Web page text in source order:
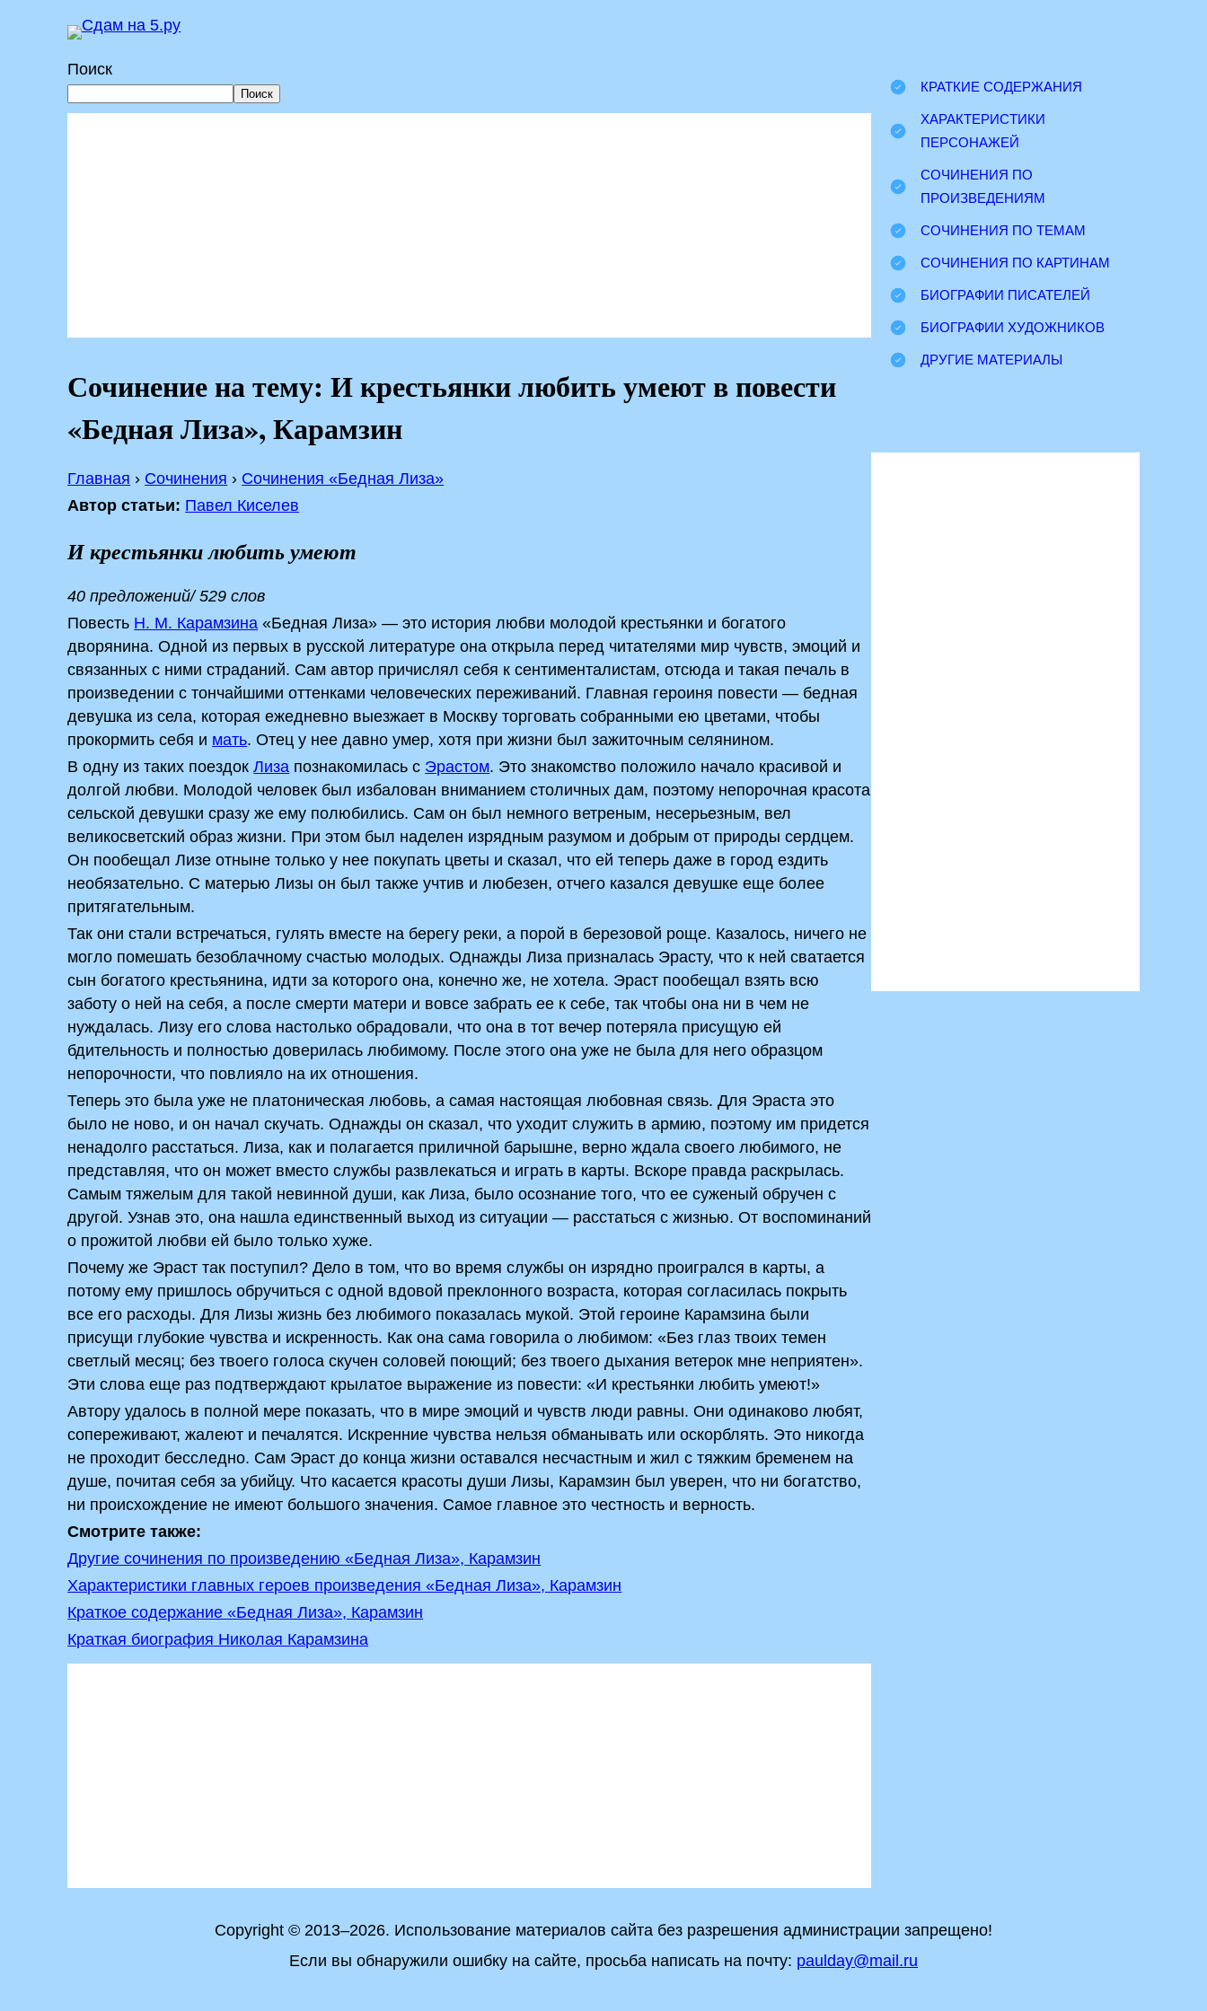
Перейти
к
содержимому
Поиск
Поиск
Сочинение на тему: И крестьянки любить умеют в повести
«Бедная Лиза», Карамзин
Главная › Сочинения › Сочинения «Бедная Лиза»
Автор статьи: Павел Киселев
И крестьянки любить умеют
40 предложений/ 529 слов
Повесть Н. М. Карамзина «Бедная Лиза» — это история любви молодой крестьянки и богатого
дворянина. Одной из первых в русской литературе она открыла перед читателями мир чувств, эмоций и
связанных с ними страданий. Сам автор причислял себя к сентименталистам, отсюда и такая печаль в
произведении с тончайшими оттенками человеческих переживаний. Главная героиня повести — бедная
девушка из села, которая ежедневно выезжает в Москву торговать собранными ею цветами, чтобы
прокормить себя и мать. Отец у нее давно умер, хотя при жизни был зажиточным селянином.
В одну из таких поездокЛиза познакомилась с Эрастом. Это знакомство положило начало красивой и
долгой любви. Молодой человек был избалован вниманием столичных дам, поэтому непорочная красота
сельской девушки сразу же ему полюбились. Сам он был немного ветреным, несерьезным, вел
великосветский образ жизни. При этом был наделен изрядным разумом и добрым от природы сердцем.
Он пообещал Лизе отныне только у нее покупать цветы и сказал, что ей теперь даже в город ездить
необязательно. С матерью Лизы он был также учтив и любезен, отчего казался девушке еще более
притягательным.
Так они стали встречаться, гулять вместе на берегу реки, а порой в березовой роще. Казалось, ничего не
могло помешать безоблачному счастью молодых. Однажды Лиза призналась Эрасту, что к ней сватается
сын богатого крестьянина, идти за которого она, конечно же, не хотела. Эраст пообещал взять всю
заботу о ней на себя, а после смерти матери и вовсе забрать ее к себе, так чтобы она ни в чем не
нуждалась. Лизу его слова настолько обрадовали, что она в тот вечер потеряла присущую ей
бдительность и полностью доверилась любимому. После этого она уже не была для него образцом
непорочности, что повлияло на их отношения.
Теперь это была уже не платоническая любовь, а самая настоящая любовная связь. Для Эраста это
было не ново, и он начал скучать. Однажды он сказал, что уходит служить в армию, поэтому им придется
ненадолго расстаться. Лиза, как и полагается приличной барышне, верно ждала своего любимого, не
представляя, что он может вместо службы развлекаться и играть в карты. Вскоре правда раскрылась.
Самым тяжелым для такой невинной души, как Лиза, было осознание того, что ее суженый обручен с
другой. Узнав это, она нашла единственный выход из ситуации — расстаться с жизнью. От воспоминаний
о прожитой любви ей было только хуже.
Почему же Эраст так поступил? Дело в том, что во время службы он изрядно проигрался в карты, а
потому ему пришлось обручиться с одной вдовой преклонного возраста, которая согласилась покрыть
все его расходы. Для Лизы жизнь без любимого показалась мукой. Этой героине Карамзина были
присущи глубокие чувства и искренность. Как она сама говорила о любимом: «Без глаз твоих темен
светлый месяц; без твоего голоса скучен соловей поющий; без твоего дыхания ветерок мне неприятен».
Эти слова еще раз подтверждают крылатое выражение из повести: «И крестьянки любить умеют!»
Автору удалось в полной мере показать, что в мире эмоций и чувств люди равны. Они одинаково любят,
сопереживают, жалеют и печалятся. Искренние чувства нельзя обманывать или оскорблять. Это никогда
не проходит бесследно. Сам Эраст до конца жизни оставался несчастным и жил с тяжким бременем на
душе, почитая себя за убийцу. Что касается красоты души Лизы, Карамзин был уверен, что ни богатство,
ни происхождение не имеют большого значения. Самое главное это честность и верность.
Смотрите также:
Другие сочинения по произведению «Бедная Лиза», Карамзин
Характеристики главных героев произведения «Бедная Лиза», Карамзин
Краткое содержание «Бедная Лиза», Карамзин
Краткая биография Николая Карамзина
КРАТКИЕ СОДЕРЖАНИЯ
ХАРАКТЕРИСТИКИ
ПЕРСОНАЖЕЙ
СОЧИНЕНИЯ ПО
ПРОИЗВЕДЕНИЯМ
СОЧИНЕНИЯ ПО ТЕМАМ
СОЧИНЕНИЯ ПО КАРТИНАМ
БИОГРАФИИ ПИСАТЕЛЕЙ
БИОГРАФИИ ХУДОЖНИКОВ
ДРУГИЕ МАТЕРИАЛЫ
Copyright © 2013–2026. Использование материалов сайта без разрешения администрации запрещено!
Если вы обнаружили ошибку на сайте, просьба написать на почту: paulday@mail.ru